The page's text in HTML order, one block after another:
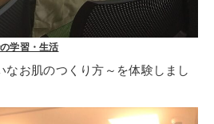
学習・生活
なお肌のつくり方～を体験しまし